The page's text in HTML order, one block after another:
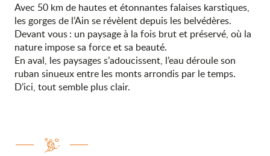
Avec 50 km de hautes et étonnantes falaises karstiques,
les gorges de l’Ain se révèlent depuis les belvédères.
Devant vous : un paysage à la fois brut et préservé, où la
nature impose sa force et sa beauté.
En aval, les paysages s’adoucissent, l’eau déroule son
ruban sinueux entre les monts arrondis par le temps.
D’ici, tout semble plus clair.